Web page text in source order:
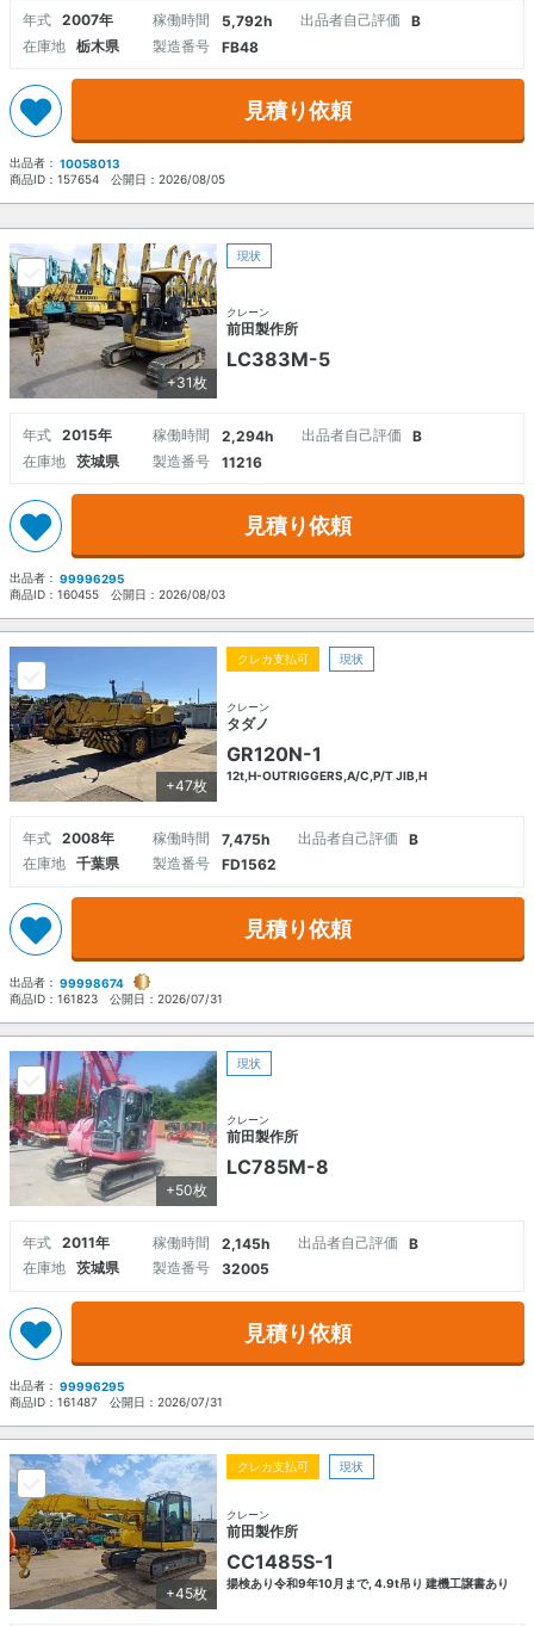
年式 2007年 稼働時間 5,792h 出品者自己評価
B
在庫地
栃木県 製造番号 FB48
見積り依頼
出品者： 10058013
商品ID： 157654 公開日： 2026/08/05
+31枚
現状
クレーン
前田製作所
LC383M-5
年式 2015年 稼働時間 2,294h 出品者自己評価
B
在庫地
茨城県 製造番号 11216
見積り依頼
出品者： 99996295
商品ID： 160455 公開日： 2026/08/03
+47枚
クレカ支払可 現状
クレーン
タダノ
GR120N-1
12t,H-OUTRIGGERS,A/C,P/T JIB,H
年式 2008年 稼働時間 7,475h 出品者自己評価
B
在庫地
千葉県 製造番号 FD1562
見積り依頼
出品者： 99998674
商品ID： 161823 公開日： 2026/07/31
+50枚
現状
クレーン
前田製作所
LC785M-8
年式 2011年 稼働時間 2,145h 出品者自己評価
B
在庫地
茨城県 製造番号 32005
見積り依頼
出品者： 99996295
商品ID： 161487 公開日： 2026/07/31
+45枚
クレカ支払可 現状
クレーン
前田製作所
CC1485S-1
揚検あり令和9年10月まで, 4.9t吊り 建機工譲書あり